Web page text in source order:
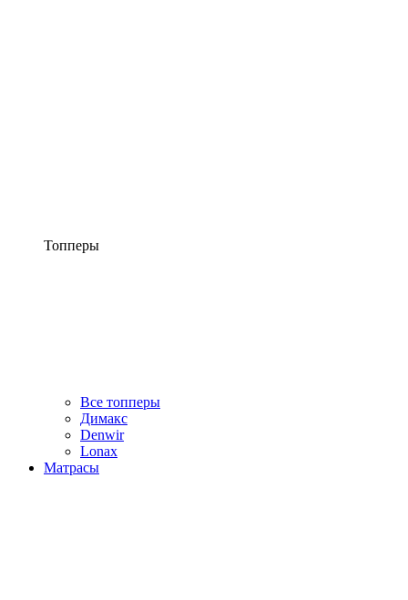
Топперы
Все топперы
Димакс
Denwir
Lonax
Матрасы